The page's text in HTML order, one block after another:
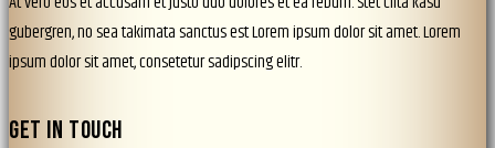
gubergren, no sea takimata sanctus est Lorem ipsum dolor sit amet. Lorem
ipsum dolor sit amet, consetetur sadipscing elitr.
GET IN TOUCH